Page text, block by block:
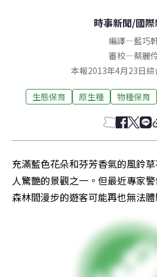
時事新聞/國
編譯—藍巧
審校—蔡麗
本報2013年4月23日綜
生態保育 原生種 物種保育
充滿藍色花朵和芬芳香氣的風鈴
人驚艷的景觀之一。但最近專家
森林間漫步的遊客可能再也無法體